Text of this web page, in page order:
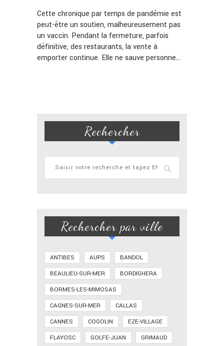
Cette chronique par temps de pandémie est
peut-être un soutien, malheureusement pas
un vaccin. Pendant la fermeture, parfois
définitive, des restaurants, la vente à
emporter continue. Elle ne sauve personne…
Rechercher
Rechercher par ville
ANTIBES AUPS
BANDOL
BEAULIEU-SUR-MER
BORDIGHERA
BORMES-LES-MIMOSAS
CAGNES-SUR-MER
CALLAS
CANNES
COGOLIN
EZE-VILLAGE
FLAYOSC
GOLFE-JUAN
GRIMAUD